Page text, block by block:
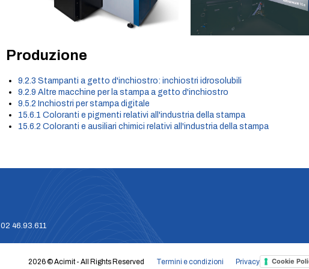
Produzione
9.2.3 Stampanti a getto d'inchiostro: inchiostri idrosolubili
9.2.9 Altre macchine per la stampa a getto d'inchiostro
9.5.2 Inchiostri per stampa digitale
15.6.1 Coloranti e pigmenti relativi all'industria della stampa
15.6.2 Coloranti e ausiliari chimici relativi all'industria della stampa
46.93.611
2026 © Acimit - All Rights Reserved Termini e condizioni Privacy Cookie